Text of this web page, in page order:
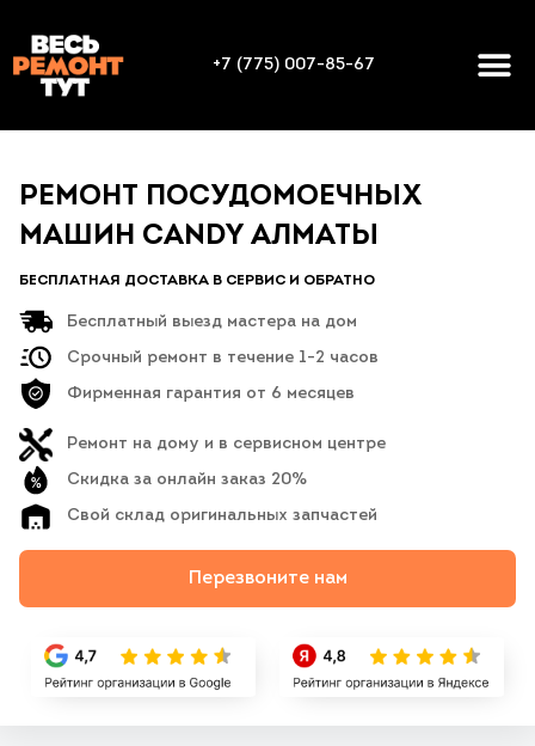
+7 (775) 007-85-67
РЕМОНТ ПОСУДОМОЕЧНЫХ
МАШИН CANDY АЛМАТЫ
БЕСПЛАТНАЯ ДОСТАВКА В СЕРВИС И ОБРАТНО
Бесплатный выезд мастера на дом
Срочный ремонт в течение 1-2 часов
Фирменная гарантия от 6 месяцев
Ремонт на дому и в сервисном центре
Скидка за онлайн заказ 20%
Свой склад оригинальных запчастей
Перезвоните нам